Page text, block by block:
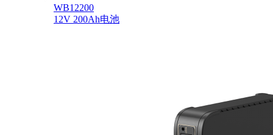
WB12200
12V 200Ah电池